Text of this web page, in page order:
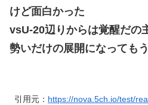
けど面白かった
vsU-20辺りからは覚醒だの
勢いだけの展開になっても
引用元： https://nova.5ch.io/test/